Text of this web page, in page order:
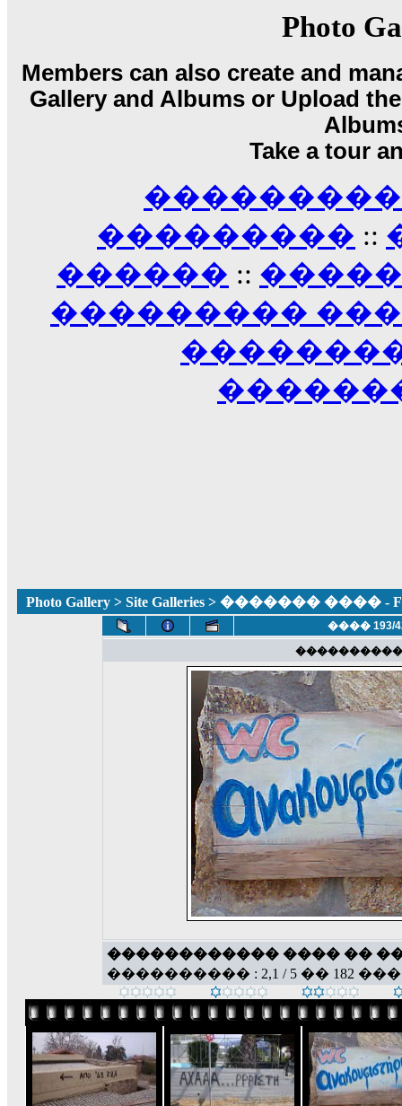
Echo, ���� �� ������� ��
������ �� �����.. "������" ���
15:33
��������� ����, ���������
����� ��������� ��
������! ��� ������ �� �����...
������� ���� ���� ������;
Photo
Members can also create and
Gallery and Albums or Upload
Take a tour
���������
��������� ::
������ ::
���������
Photo Gallery > Site Galleries > ������� ���� -
���� 193/
������������ ���� ��
���������� : 2,1 / 5 �� 182